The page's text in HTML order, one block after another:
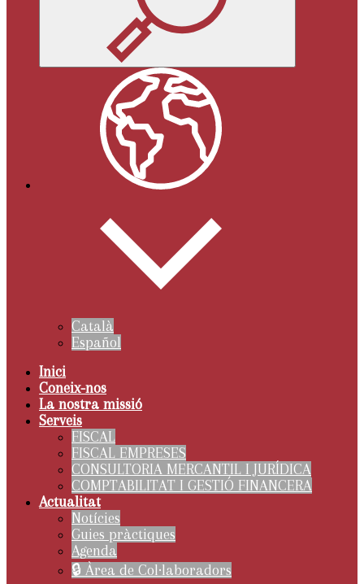
Català
Español
Inici
Coneix-nos
La nostra missió
Serveis
FISCAL
FISCAL EMPRESES
CONSULTORIA MERCANTIL I JURÍDICA
COMPTABILITAT I GESTIÓ FINANCERA
Actualitat
Notícies
Guies pràctiques
Agenda
🔒 Àrea de Col·laboradors